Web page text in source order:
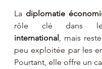
La diplomatie
rôle clé dans
international, mais
peu exploitée par les
Pourtant, elle offre un